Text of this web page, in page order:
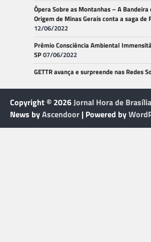
Ópera Sobre as Montanhas – A
Origem de Minas Gerais conta a saga de
12/06/2022
Prêmio Consciência Ambiental
SP07/06/2022
GETTR avança e surpreende nas Redes
Copyright © 2026Jornal Hora de Brasília
News byAscendoor | Powered by